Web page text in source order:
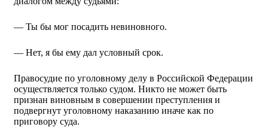
— Ты бы мог посадить невиновного.
— Нет, я бы ему дал условный срок.
Правосудие по уголовному делу в Российской Федерации
осуществляется только судом. Никто не может быть
признан виновным в совершении преступления и
подвергнут уголовному наказанию иначе как по
приговору суда.